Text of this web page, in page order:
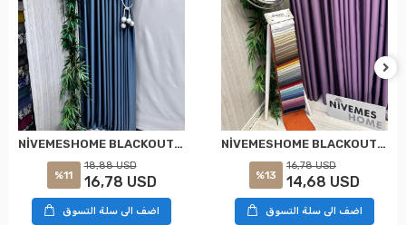
NİVEMESHOME BLACKOUT 12441 V-33 الستارة الزرقاء APM
%11
18,88 USD
16,78 USD
اضف الى سلة التسوق
NİVEMESHOME BLACKOUT 12441 V-25 MÜRDÜM PERDE APM
%13
16,78 USD
14,68 USD
اضف الى سلة التسوق